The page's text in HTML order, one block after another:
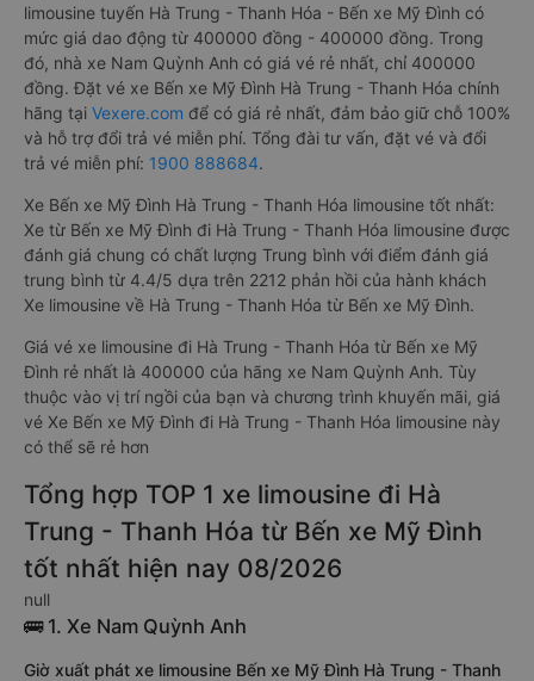
limousine tuyến Hà Trung - Thanh Hóa - Bến xe Mỹ Đình có
mức giá dao động từ 400000 đồng - 400000 đồng. Trong
đó, nhà xe Nam Quỳnh Anh có giá vé rẻ nhất, chỉ 400000
đồng. Đặt vé xe Bến xe Mỹ Đình Hà Trung - Thanh Hóa chính
hãng tại Vexere.com để có giá rẻ nhất, đảm bảo giữ chỗ 100%
và hỗ trợ đổi trả vé miễn phí. Tổng đài tư vấn, đặt vé và đổi
trả vé miễn phí: 1900 888684.
Xe Bến xe Mỹ Đình Hà Trung - Thanh Hóa limousine tốt nhất:
Xe từ Bến xe Mỹ Đình đi Hà Trung - Thanh Hóa limousine được
đánh giá chung có chất lượng Trung bình với điểm đánh giá
trung bình từ 4.4/5 dựa trên 2212 phản hồi của hành khách
Xe limousine về Hà Trung - Thanh Hóa từ Bến xe Mỹ Đình.
Giá vé xe limousine đi Hà Trung - Thanh Hóa từ Bến xe Mỹ
Đình rẻ nhất là 400000 của hãng xe Nam Quỳnh Anh. Tùy
thuộc vào vị trí ngồi của bạn và chương trình khuyến mãi, giá
vé Xe Bến xe Mỹ Đình đi Hà Trung - Thanh Hóa limousine này
có thể sẽ rẻ hơn
Tổng hợp TOP 1 xe limousine đi Hà
Trung - Thanh Hóa từ Bến xe Mỹ Đình
tốt nhất hiện nay 08/2026
null
🚌 1. Xe Nam Quỳnh Anh
Giờ xuất phát xe limousine Bến xe Mỹ Đình Hà Trung - Thanh